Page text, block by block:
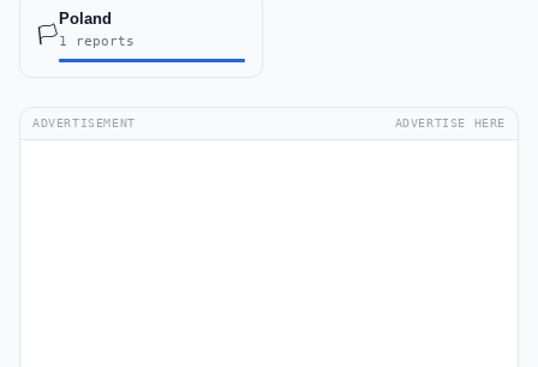
🏳️
Poland
1 reports
ADVERTISEMENT ADVERTISE HERE